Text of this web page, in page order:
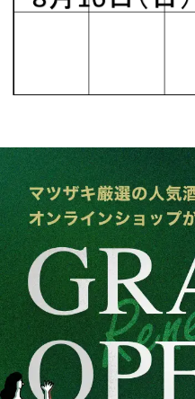
ント企画・運営
蔵野蒸留所 ↗